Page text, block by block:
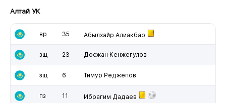
Алтай УК
вр 35 Абылхайр Алиакбар
зщ 23 Досжан Кенжегулов
зщ 6 Тимур Реджепов
пз 11 Ибрагим Дадаев